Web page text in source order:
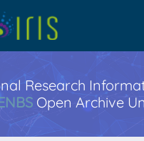
Research
Open Archive